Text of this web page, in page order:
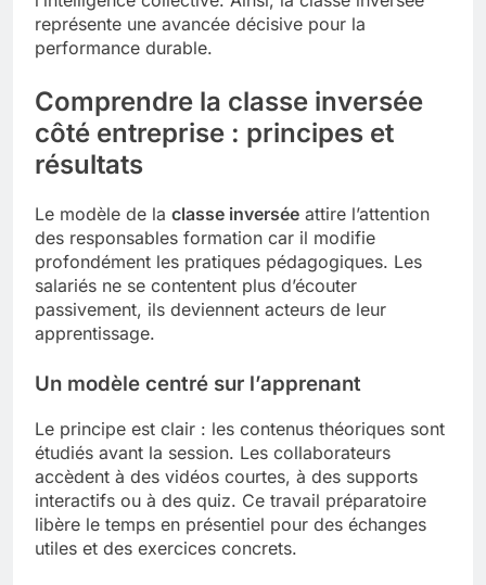
représente une avancée décisive pour la
performance durable.
Comprendre la classe inversée
côté entreprise : principes et
résultats
Le modèle de la classe inversée attire l’attention
des responsables formation car il modifie
profondément les pratiques pédagogiques. Les
salariés ne se contentent plus d’écouter
passivement, ils deviennent acteurs de leur
apprentissage.
Un modèle centré sur l’apprenant
Le principe est clair : les contenus théoriques sont
étudiés avant la session. Les collaborateurs
accèdent à des vidéos courtes, à des supports
interactifs ou à des quiz. Ce travail préparatoire
libère le temps en présentiel pour des échanges
utiles et des exercices concrets.